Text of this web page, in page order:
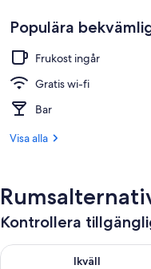
Populära
Frukost ingår
Gratis wi-fi
Bar
Visa alla
Kontrollera
Ikväll
Kontrollera